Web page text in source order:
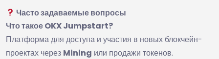
Часто задаваемые вопросы
Что такое OKX Jumpstart?
Платформа для доступа и участия в новых блокчейн-
проектах через Mining или продажи токенов.